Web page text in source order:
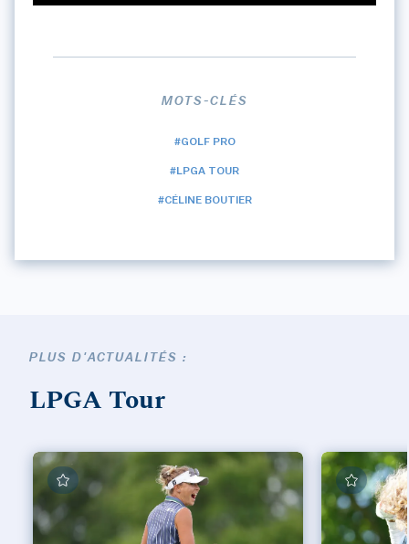
MOTS-CLÉS
#GOLF PRO
#LPGA TOUR
#CÉLINE BOUTIER
PLUS D'ACTUALITÉS :
LPGA Tour